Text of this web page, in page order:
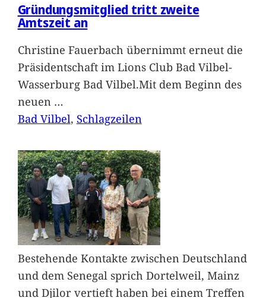
Gründungsmitglied tritt zweite
Amtszeit an
Christine Fauerbach übernimmt erneut die
Präsidentschaft im Lions Club Bad Vilbel-
Wasserburg Bad Vilbel.Mit dem Beginn des
neuen …
Bad Vilbel, Schlagzeilen
Bestehende Kontakte zwischen Deutschland
und dem Senegal sprich Dortelweil, Mainz
und Djilor vertieft haben bei einem Treffen